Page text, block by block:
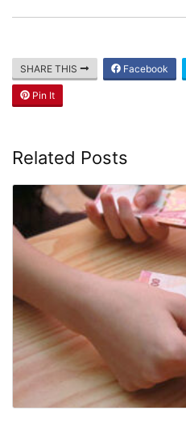
SHARE THIS Facebook
Pin It
Related Posts